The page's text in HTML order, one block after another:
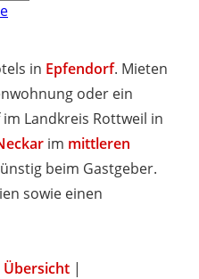
in Epfendorf. Mieten
oder ein
Landkreis Rottweil in
im mittleren
beim Gastgeber.
sowie einen
Übersicht |